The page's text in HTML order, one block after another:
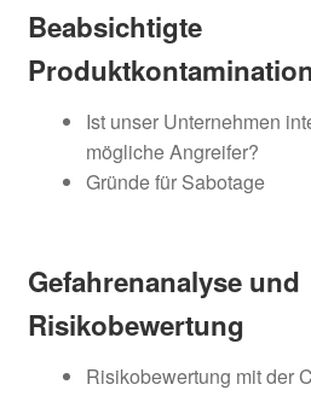
Beabsichtigte
Ist unser Unternehmen
mögliche Angreifer?
Gründe für Sabotage
Gefahrenanalyse und
Risikobewertung
Risikobewertung mit der